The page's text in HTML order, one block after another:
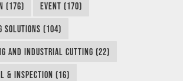
(176) EVENT (170)
SOLUTIONS (104)
AND INDUSTRIAL CUTTING (22)
& INSPECTION (16)